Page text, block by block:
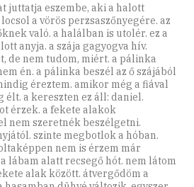
juttatja eszembe, aki a halott
a vörös perzsaszőnyegére. az
való. a halálban is utolér. ez a
anyja. a szája gagyogva hív.
de nem tudom, miért. a pálinka
én. a pálinka beszél az ő szájából
éreztem. amikor még a fiával
élt. a kereszten ez áll: daniel.
érzek. a fekete alakok
nem szeretnék beszélgetni.
szinte megbotlok a hóban.
nem is érzem már
lábam alatt recsegő hót. nem látom
alak között. átvergődöm a